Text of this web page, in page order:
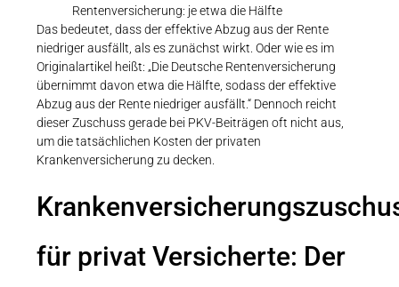
Rentenversicherung: je etwa die Hälfte
Das bedeutet, dass der effektive Abzug aus der Rente
niedriger ausfällt, als es zunächst wirkt. Oder wie es im
Originalartikel heißt: „Die Deutsche Rentenversicherung
übernimmt davon etwa die Hälfte, sodass der effektive
Abzug aus der Rente niedriger ausfällt.“ Dennoch reicht
dieser Zuschuss gerade bei PKV-Beiträgen oft nicht aus,
um die tatsächlichen Kosten der privaten
Krankenversicherung zu decken.
für privat Versicherte: Der